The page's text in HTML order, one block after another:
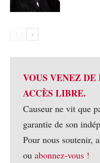
VOUS VENEZ
ACCÈS LIBRE.
Causeur ne vit que
garantie de son
Pour nous soutenir,
ou abonnez-vous !